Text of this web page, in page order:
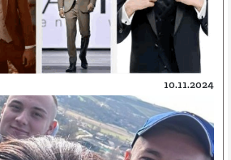
10.11.2024